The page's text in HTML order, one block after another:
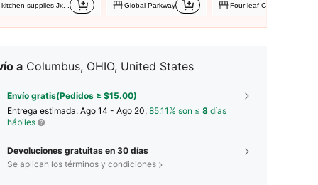
kitchen supplies Jx. . Global Parkway Four-leaf Clover 328
a Columbus, OHIO, United States
Envío gratis(Pedidos ≥ $15.00)
Entrega estimada: Ago 14 - Ago 20, 85.11% son ≤ 8 días
hábiles
Devoluciones gratuitas en 30 días
Se aplican los términos y condiciones